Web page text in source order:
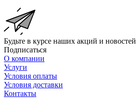
Будьте в курсе наших акций и новостей
Подписаться
О компании
Услуги
Условия оплаты
Условия доставки
Контакты